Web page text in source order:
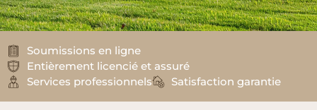
Soumissions en ligne
Entièrement licencié et assuré
Services professionnels
Satisfaction garantie